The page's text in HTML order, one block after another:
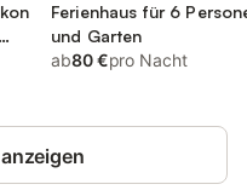
Südburgenland
Ferienhaus für 6
und Garten
ab80 €pro Nacht